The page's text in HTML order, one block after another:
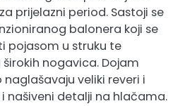
prijelazni period. Sastoji se
balonera koji se
pojasom u struku te
nogavica. Dojam
veliki reveri i
našiveni detalji na hlačama.